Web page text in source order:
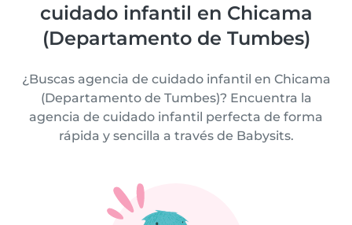
cuidado infantil en Chicama
(Departamento de Tumbes)
¿Buscas agencia de cuidado infantil en Chicama
(Departamento de Tumbes)? Encuentra la
agencia de cuidado infantil perfecta de forma
rápida y sencilla a través de Babysits.